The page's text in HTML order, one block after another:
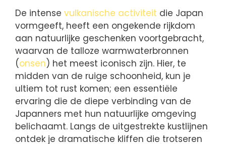
De intense vulkanische activiteit die Japan
vormgeeft, heeft een ongekende rijkdom
aan natuurlijke geschenken voortgebracht,
waarvan de talloze warmwaterbronnen
(onsen) het meest iconisch zijn. Hier, te
midden van de ruige schoonheid, kun je
ultiem tot rust komen; een essentiële
ervaring die de diepe verbinding van de
Japanners met hun natuurlijke omgeving
belichaamt. Langs de uitgestrekte kustlijnen
ontdek je dramatische kliffen die trotseren